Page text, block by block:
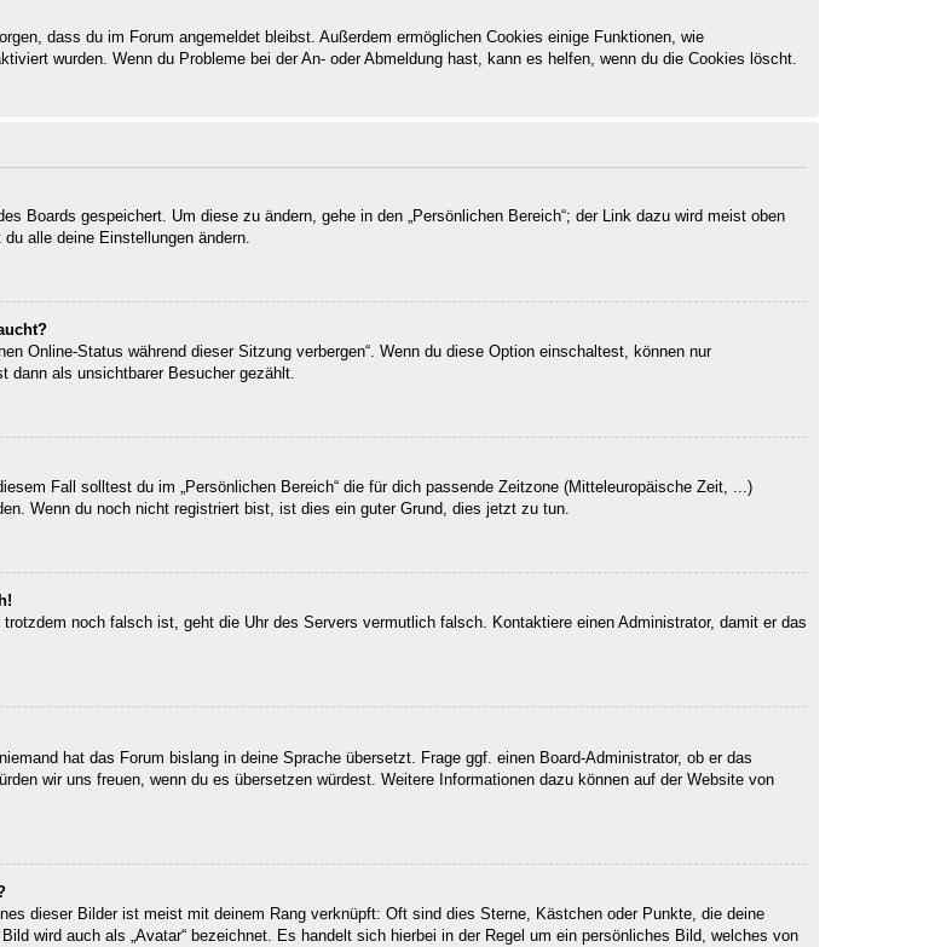
dass du im Forum angemeldet bleibst. Außerdem ermöglichen Cookies einige Funktionen, wie
wurden. Wenn du Probleme bei der An- oder Abmeldung hast, kann es helfen, wenn du die Cookies löscht.
Boards gespeichert. Um diese zu ändern, gehe in den „Persönlichen Bereich“; der Link dazu wird meist oben
alle deine Einstellungen ändern.
Online-Status während dieser Sitzung verbergen“. Wenn du diese Option einschaltest, können nur
dann als unsichtbarer Besucher gezählt.
Fall solltest du im „Persönlichen Bereich“ die für dich passende Zeitzone (Mitteleuropäische Zeit, ...)
Wenn du noch nicht registriert bist, ist dies ein guter Grund, dies jetzt zu tun.
noch falsch ist, geht die Uhr des Servers vermutlich falsch. Kontaktiere einen Administrator, damit er das
hat das Forum bislang in deine Sprache übersetzt. Frage ggf. einen Board-Administrator, ob er das
wir uns freuen, wenn du es übersetzen würdest. Weitere Informationen dazu können auf der Website von
dieser Bilder ist meist mit deinem Rang verknüpft: Oft sind dies Sterne, Kästchen oder Punkte, die deine
wird auch als „Avatar“ bezeichnet. Es handelt sich hierbei in der Regel um ein persönliches Bild, welches von